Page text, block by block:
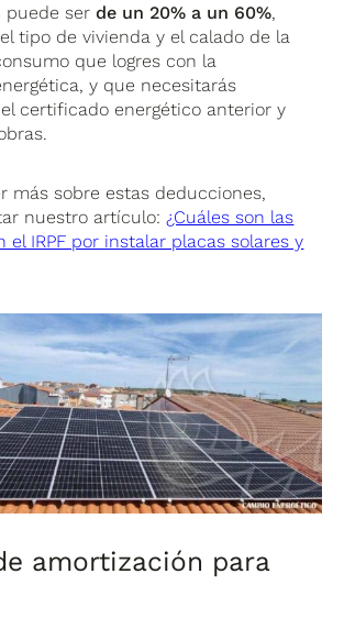
puede ser de un 20% a un 60%,
tipo de vivienda y el calado de la
que logres con la
y que necesitarás
certificado energético anterior y
más sobre estas deducciones,
nuestro artículo: ¿Cuáles son las
el IRPF por instalar placas solares y
amortización para